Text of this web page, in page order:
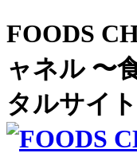
FOODS
ャネル 〜
タルサイ